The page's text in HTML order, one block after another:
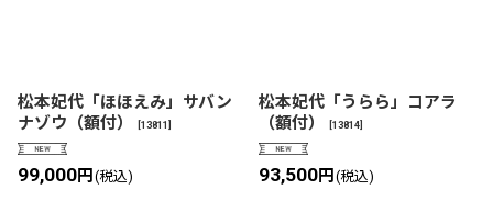
松本妃代「ほほえみ」サバン
ナゾウ（額付）
13811
99,000円 (税込)
松本妃代「うらら」コアラ
（額付）
13814
93,500円 (税込)